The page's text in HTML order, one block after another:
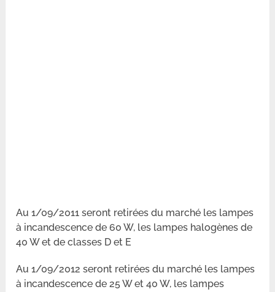
Au 1/09/2011 seront retirées du marché les lampes
à incandescence de 60 W, les lampes halogènes de
40 W et de classes D et E
Au 1/09/2012 seront retirées du marché les lampes
à incandescence de 25 W et 40 W, les lampes